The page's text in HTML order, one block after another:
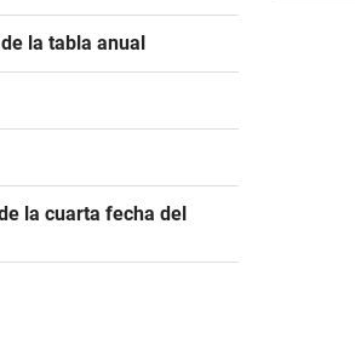
la tabla anual
la cuarta fecha del